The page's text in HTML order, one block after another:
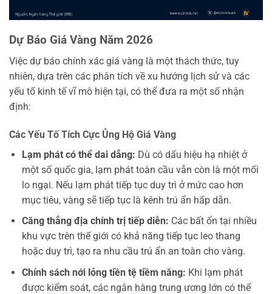
Dự Báo Giá Vàng Năm 2026
Việc dự báo chính xác giá vàng là một thách thức, tuy
nhiên, dựa trên các phân tích về xu hướng lịch sử và các
yếu tố kinh tế vĩ mô hiện tại, có thể đưa ra một số nhận
định:
Các Yếu Tố Tích Cực Ủng Hộ Giá Vàng
Lạm phát có thể dai dẳng: Dù có dấu hiệu hạ nhiệt ở
một số quốc gia, lạm phát toàn cầu vẫn còn là một mối
lo ngại. Nếu lạm phát tiếp tục duy trì ở mức cao hơn
mục tiêu, vàng sẽ tiếp tục là kênh trú ẩn hấp dẫn.
Căng thẳng địa chính trị tiếp diễn: Các bất ổn tại nhiều
khu vực trên thế giới có khả năng tiếp tục leo thang
hoặc duy trì, tạo ra nhu cầu trú ẩn an toàn cho vàng.
Chính sách nới lỏng tiền tệ tiềm năng: Khi lạm phát
được kiểm soát, các ngân hàng trung ương lớn có thể